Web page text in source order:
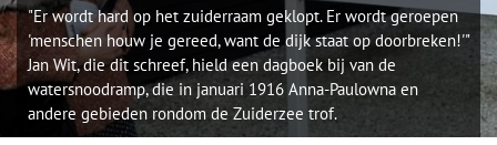
"Er wordt hard op het zuiderraam geklopt. Er wordt geroepen
'menschen houw je gereed, want de dijk staat op doorbreken!'"
Jan Wit, die dit schreef, hield een dagboek bij van de
watersnoodramp, die in januari 1916 Anna-Paulowna en
andere gebieden rondom de Zuiderzee trof.